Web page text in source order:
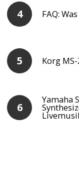
FAQ:
Korg
Yamaha